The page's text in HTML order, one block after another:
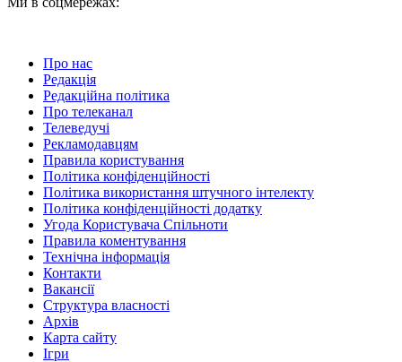
Про нас
Редакція
Редакційна політика
Про телеканал
Телеведучі
Рекламодавцям
Правила користування
Політика конфіденційності
Політика використання штучного інтелекту
Політика конфіденційності додатку
Угода Користувача Спільноти
Правила коментування
Технічна інформація
Контакти
Вакансії
Структура власності
Архів
Карта сайту
Ігри